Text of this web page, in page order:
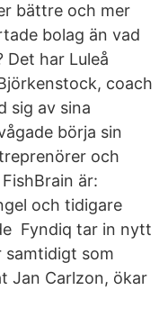
bättre och mer
bolag än vad
Det har Luleå
coach
sig av sina
börja sin
och
är:
och tidigare
Fyndiq tar in nytt
samtidigt som
Jan Carlzon, ökar